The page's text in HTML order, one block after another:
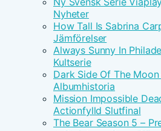
Nyheter
How Tall Is Sabrina
Jämförelser
Always Sunny In
Kultserie
Dark Side Of The
Albumhistoria
Mission Impossible
Actionfylld Slutfinal
The Bear Season 5 –